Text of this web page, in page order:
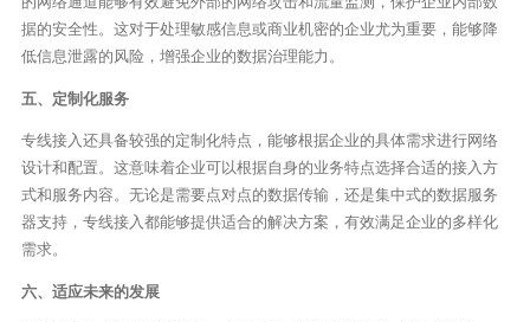
据的安全性。这对于处理敏感信息或商业机密的企业尤为重要，能够降
低信息泄露的风险，增强企业的数据治理能力。
五、定制化服务
专线接入还具备较强的定制化特点，能够根据企业的具体需求进行网络
设计和配置。这意味着企业可以根据自身的业务特点选择合适的接入方
式和服务内容。无论是需要点对点的数据传输，还是集中式的数据服务
器支持，专线接入都能够提供适合的解决方案，有效满足企业的多样化
需求。
六、适应未来的发展